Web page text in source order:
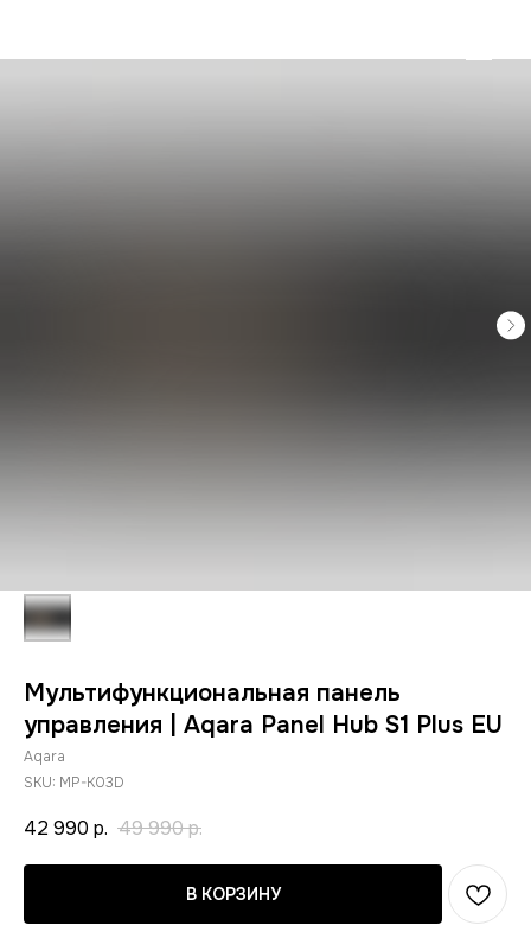
Мультифункциональная панель
управления | Aqara Panel Hub S1 Plus EU
Aqara
SKU: MP-K03D
42 990 р. 49 990р.
В КОРЗИНУ